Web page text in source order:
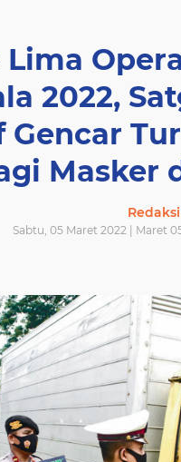
Lima
2022,
Gencar
Masker
Redaksi
Sabtu, 05 Maret 2022 | Maret